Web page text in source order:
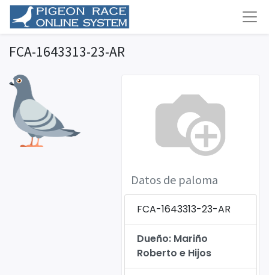
FCA-1643313-23-AR
Datos de paloma
FCA-1643313-23-AR
Dueño: Mariño
Roberto e Hijos